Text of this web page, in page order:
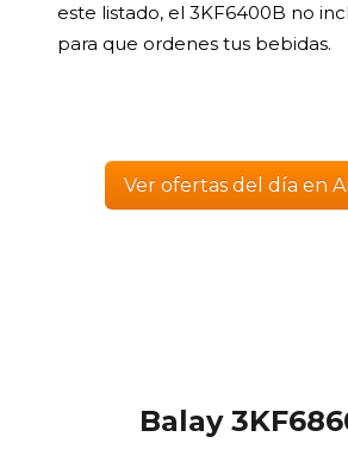
este listado, el 3KF6400B no
para que ordenes tus bebidas.
Ver ofertas del día en
Balay